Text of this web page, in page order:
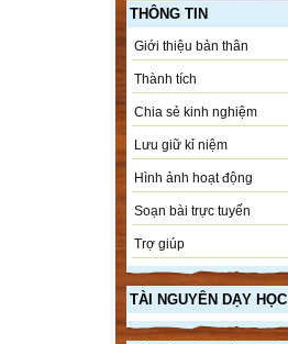
THÔNG TIN
Giới thiệu bản thân
Thành tích
Chia sẻ kinh nghiệm
Lưu giữ kỉ niệm
Hình ảnh hoạt động
Soạn bài trực tuyến
Trợ giúp
TÀI NGUYÊN DẠY HỌC